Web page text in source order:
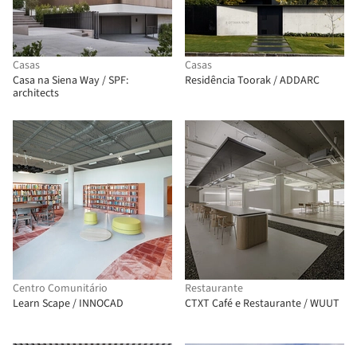
Casas
Casa na Siena Way / SPF:
architects
Casas
Residência Toorak / ADDARC
Centro Comunitário
Learn Scape / INNOCAD
Restaurante
CTXT Café e Restaurante / WUUT